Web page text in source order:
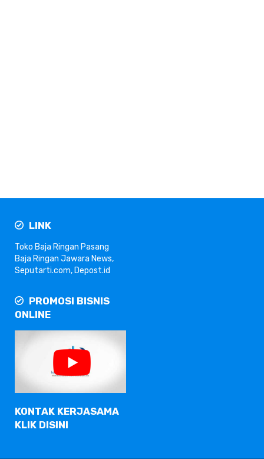
LINK
Toko Baja Ringan Pasang
Baja Ringan Jawara News,
Seputarti.com, Depost.id
PROMOSI BISNIS
ONLINE
KONTAK KERJASAMA
KLIK DISINI